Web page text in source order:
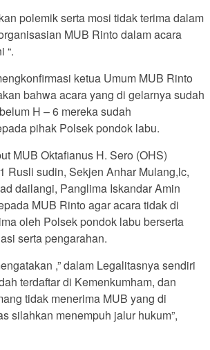
polemik serta mosi tidak terima dalam
MUB Rinto dalam acara
“.
ketua Umum MUB Rinto
bahwa acara yang di gelarnya sudah
H – 6 mereka sudah
pihak Polsek pondok labu.
MUB Oktafianus H. Sero (OHS)
Rusli sudin, Sekjen Anhar Mulang,lc,
dailangi, Panglima Iskandar Amin
MUB Rinto agar acara tidak di
oleh Polsek pondok labu berserta
serta pengarahan.
,” dalam Legalitasnya sendiri
terdaftar di Kemenkumham, dan
tidak menerima MUB yang di
silahkan menempuh jalur hukum”,